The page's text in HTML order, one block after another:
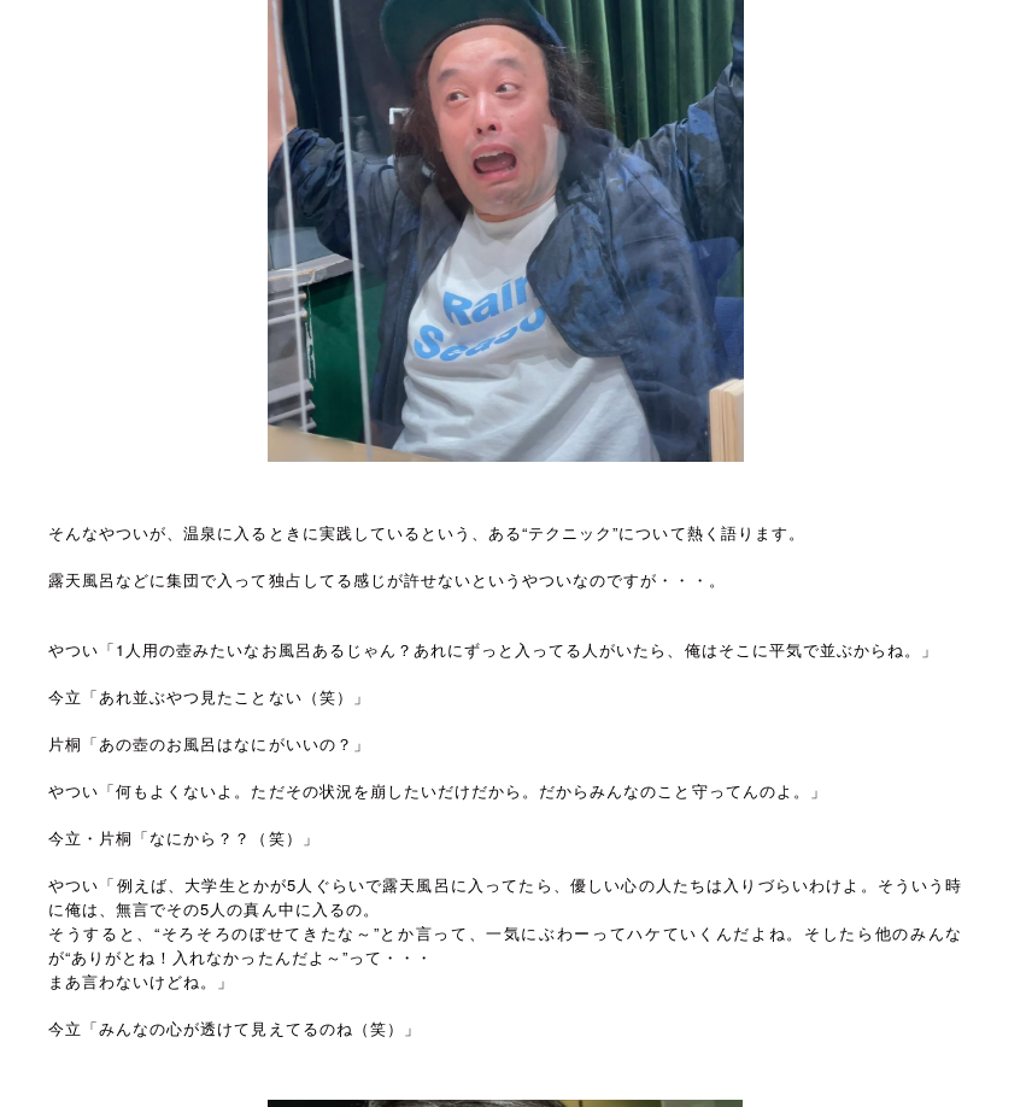
そんなやついが、温泉に入るときに実践しているという、ある“テクニック”について熱く語ります。
露天風呂などに集団で入って独占してる感じが許せないというやついなのですが・・・。
やつい「1人用の壺みたいなお風呂あるじゃん？あれにずっと入ってる人がいたら、俺はそこに平気で並ぶからね。」
今立「あれ並ぶやつ見たことない（笑）」
片桐「あの壺のお風呂はなにがいいの？」
やつい「何もよくないよ。ただその状況を崩したいだけだから。だからみんなのこと守ってんのよ。」
今立・片桐「なにから？？（笑）」
やつい「例えば、大学生とかが5人ぐらいで露天風呂に入ってたら、優しい心の人たちは入りづらいわけよ。そういう時
に俺は、無言でその5人の真ん中に入るの。
そうすると、“そろそろのぼせてきたな～”とか言って、一気にぶわーってハケていくんだよね。そしたら他のみんな
が“ありがとね！入れなかったんだよ～”って・・・
まあ言わないけどね。」
今立「みんなの心が透けて見えてるのね（笑）」